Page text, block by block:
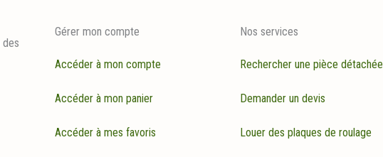
Gérer mon compte
Accéder à mon compte
Accéder à mon panier
Accéder à mes favoris
Nos services
Rechercher une pièce détachée
Demander un devis
Louer des plaques de roulage